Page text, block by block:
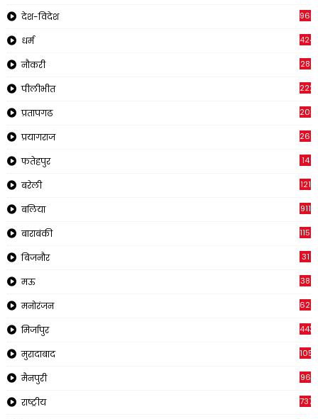
देश-विदेश 963
धर्म 424
नौकरी 28
पीलीभीत
प्रतापगढ
प्रयागराज 269
फतेहपुर 14
बरेली 121
बलिया 911
बाराबंकी 1150
बिजनौर 31
मऊ 38
मनोरंजन 622
मिर्जापुर 443
मुरादाबाद 1057
मैनपुरी 96
राष्ट्रीय 7376